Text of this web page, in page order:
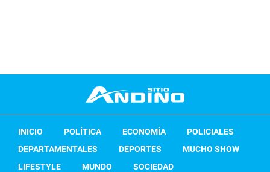
INICIO POLÍTICA ECONOMÍA
POLICIALES
DEPARTAMENTALES
DEPORTES
MUCHO SHOW
LIFESTYLE
MUNDO SOCIEDAD